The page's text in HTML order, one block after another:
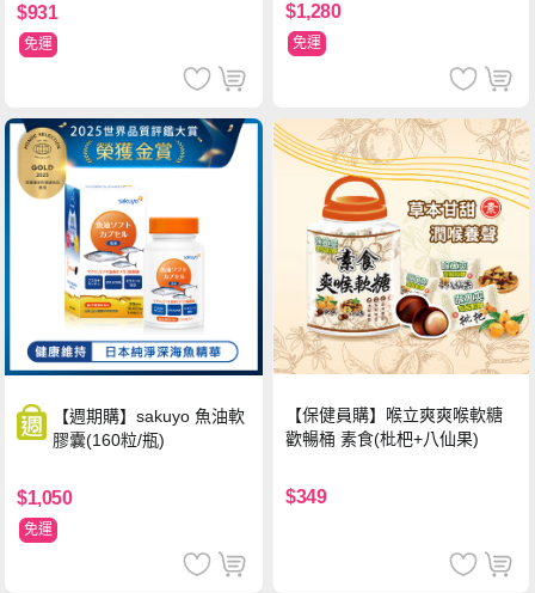
$931
免運
$1,280
免運
【週期購】sakuyo 魚油軟
膠囊(160粒/瓶)
$1,050
免運
【保健員購】喉立爽爽喉軟糖
歡暢桶 素食(枇杷+八仙果)
$349